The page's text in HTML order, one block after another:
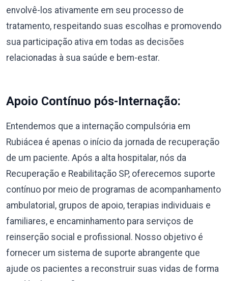
envolvê-los ativamente em seu processo de
tratamento, respeitando suas escolhas e promovendo
sua participação ativa em todas as decisões
relacionadas à sua saúde e bem-estar.
Apoio Contínuo pós-Internação:
Entendemos que a internação compulsória em
Rubiácea é apenas o início da jornada de recuperação
de um paciente. Após a alta hospitalar, nós da
Recuperação e Reabilitação SP, oferecemos suporte
contínuo por meio de programas de acompanhamento
ambulatorial, grupos de apoio, terapias individuais e
familiares, e encaminhamento para serviços de
reinserção social e profissional. Nosso objetivo é
fornecer um sistema de suporte abrangente que
ajude os pacientes a reconstruir suas vidas de forma